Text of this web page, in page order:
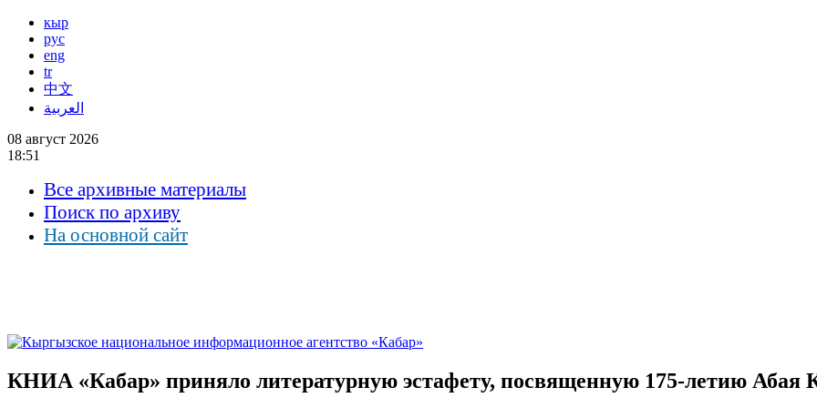
кыр
рус
eng
tr
中文
العربية
08 август 2026
18:51
Все архивные материалы
Поиск по архиву
На основной сайт
КНИА «Кабар» приняло литературную эстафету, посвященную 175-летию Абая